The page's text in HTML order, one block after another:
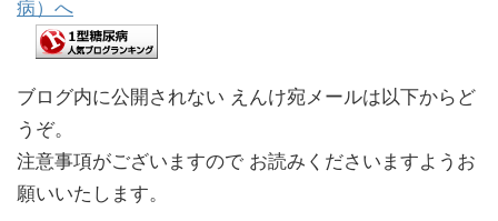
ブログ内に公開されない えんけ宛メールは以下からど
うぞ。
注意事項がございますので お読みくださいますようお
願いいたします。